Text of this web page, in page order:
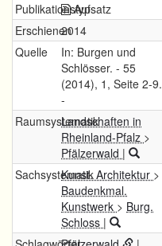
PublikationstypAufsatz
Erschienen2014
Quelle
In: Burgen und
Schlösser. - 55
(2014), 1, Seite 2-9.
-
RaumsystematikLandschaften in
Rheinland-Pfalz >
Pfälzerwald |
SachsystematikKunst. Architektur >
Baudenkmal.
Kunstwerk > Burg.
Schloss |